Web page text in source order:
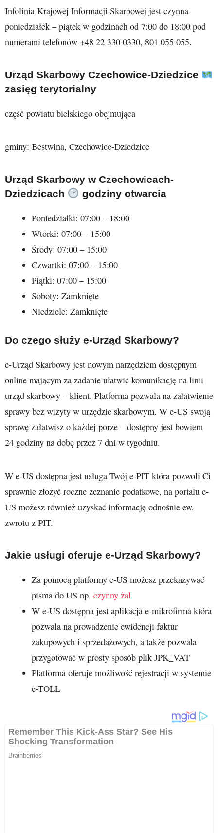
Infolinia Krajowej Informacji Skarbowej jest czynna
poniedziałek – piątek w godzinach od 7:00 do 18:00 pod
numerami telefonów +48 22 330 0330, 801 055 055.
Urząd Skarbowy Czechowice-Dziedzice
zasięg terytorialny
część powiatu bielskiego obejmująca
gminy: Bestwina, Czechowice-Dziedzice
Urząd Skarbowy w Czechowicach-
Dziedzicach
godziny otwarcia
Poniedziałki: 07:00 – 18:00
Wtorki: 07:00 – 15:00
Środy: 07:00 – 15:00
Czwartki: 07:00 – 15:00
Piątki: 07:00 – 15:00
Soboty: Zamknięte
Niedziele: Zamknięte
Do czego służy e-Urząd Skarbowy?
e-Urząd Skarbowy jest nowym narzędziem dostępnym
online mającym za zadanie ułatwić komunikację na linii
urząd skarbowy – klient. Platforma pozwala na załatwienie
sprawy bez wizyty w urzędzie skarbowym. W e-US swoją
sprawę załatwisz o każdej porze – dostępny jest bowiem
24 godziny na dobę przez 7 dni w tygodniu.
W e-US dostępna jest usługa Twój e-PIT która pozwoli Ci
sprawnie złożyć roczne zeznanie podatkowe, na portalu e-
US możesz również uzyskać informację odnośnie ew.
zwrotu z PIT.
Jakie usługi oferuje e-Urząd Skarbowy?
Za pomocą platformy e-US możesz przekazywać
pisma do US np.czynny żal
W e-US dostępna jest aplikacja e-mikrofirma która
pozwala na prowadzenie ewidencji faktur
zakupowych i sprzedażowych, a także pozwala
przygotować w prosty sposób plik JPK_VAT
Platforma oferuje możliwość rejestracji w systemie
e-TOLL